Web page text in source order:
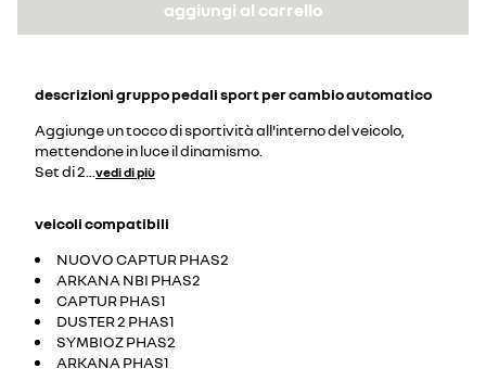
aggiungi al carrello
descrizionigruppo pedali sport per cambio automatico
Aggiunge un tocco di sportività all'interno del veicolo,
mettendone in luce il dinamismo.
Set di 2
vedi di più
veicoli compatibili
NUOVO CAPTUR PHAS2
ARKANA NBI PHAS2
CAPTUR PHAS1
DUSTER 2 PHAS1
SYMBIOZ PHAS2
ARKANA PHAS1